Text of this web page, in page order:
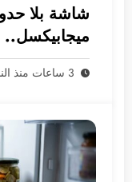
2028؟
3 ساعات منذ النشر